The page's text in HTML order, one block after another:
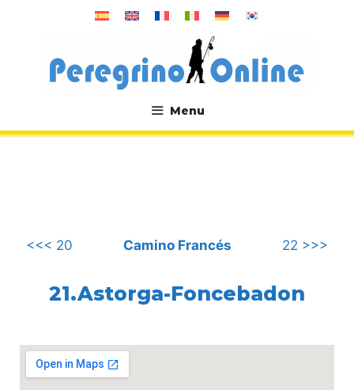
뛰
Menu
.
<<< 20 Camino Francés 22 >>>
21.Astorga-Foncebadon